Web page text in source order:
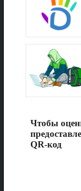
Чтобы
QR-код